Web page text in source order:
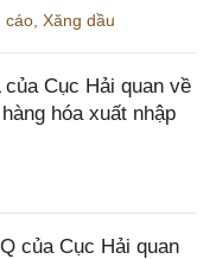
cáo Xăng dầu
Cục Hải quan về
hóa xuất nhập
của Cục Hải quan